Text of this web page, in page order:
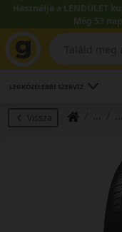
Használja a LENDÜLET
Még 53
LEGKÖZELEBBI SZERVIZ
Vissza